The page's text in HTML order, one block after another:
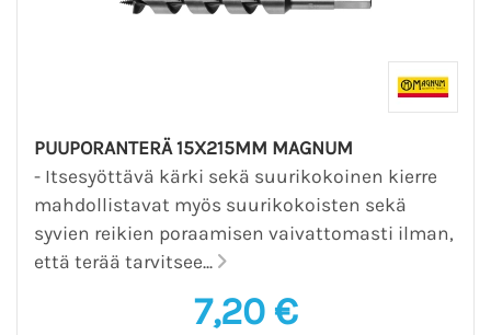
PUUPORANTERÄ 15X215MM MAGNUM
- Itsesyöttävä kärki sekä suurikokoinen kierre
mahdollistavat myös suurikokoisten sekä
syvien reikien poraamisen vaivattomasti ilman,
että terää tarvitsee...
7,20 €